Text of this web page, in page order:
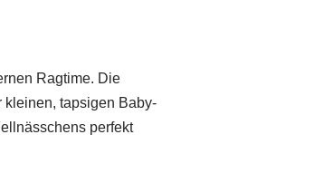
Ragtime. Die
kleinen, tapsigen Baby-
perfekt